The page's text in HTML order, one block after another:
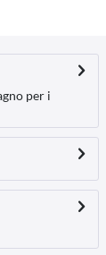
per i